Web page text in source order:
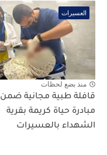
العسيرات
منذ بضع لحظات
قافلة طبية مجانية ضمن
مبادرة حياة كريمة بقرية
الشهداء بالعسيرات